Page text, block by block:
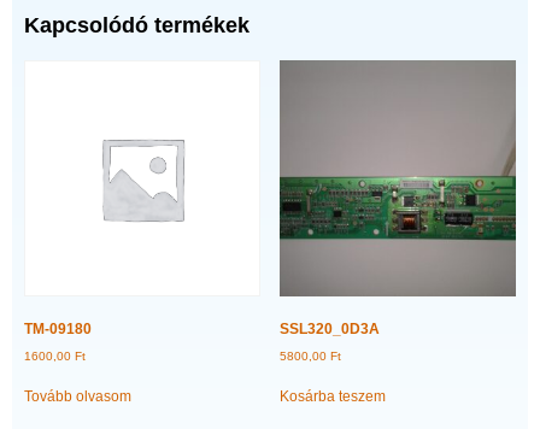
Kapcsolódó termékek
TM-09180
1600,00 Ft
Tovább olvasom
SSL320_0D3A
5800,00Ft
Kosárba teszem